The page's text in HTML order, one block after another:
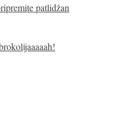
patlidžan